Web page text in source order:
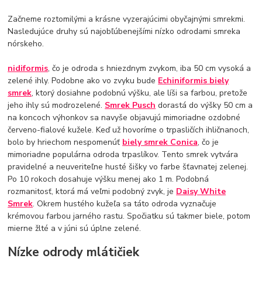
Začneme roztomilými a krásne vyzerajúcimi obyčajnými smrekmi.
Nasledujúce druhy sú najobľúbenejšími nízko odrodami smreka
nórskeho.
nidiformis, čo je odroda s hniezdnym zvykom, iba 50 cm vysoká a
zelené ihly. Podobne ako vo zvyku bude Echiniformis biely
smrek, ktorý dosiahne podobnú výšku, ale líši sa farbou, pretože
jeho ihly sú modrozelené. Smrek Pusch dorastá do výšky 50 cm a
na koncoch výhonkov sa navyše objavujú mimoriadne ozdobné
červeno-fialové kužele. Keď už hovoríme o trpasličích ihličnanoch,
bolo by hriechom nespomenúť biely smrek Conica, čo je
mimoriadne populárna odroda trpaslíkov. Tento smrek vytvára
pravidelné a neuveriteľne husté šišky vo farbe šťavnatej zelenej.
Po 10 rokoch dosahuje výšku menej ako 1 m. Podobná
rozmanitosť, ktorá má veľmi podobný zvyk, je Daisy White
Smrek. Okrem hustého kužeľa sa táto odroda vyznačuje
krémovou farbou jarného rastu. Spočiatku sú takmer biele, potom
mierne žlté a v júni sú úplne zelené.
Nízke odrody mlátičiek